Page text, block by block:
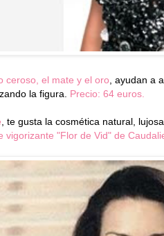
ceroso, el mate y el oro , ayudan a
la figura. Precio: 64 euros.
, te gusta la cosmética natural,
vigorizante "Flor de Vid" de